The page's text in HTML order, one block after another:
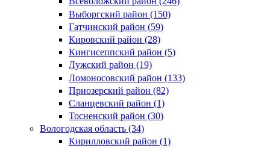
Выборгский район (150)
Гатчинский район (59)
Кировский район (28)
Кингисеппский район (5)
Лужский район (19)
Ломоносовский район (133)
Приозерский район (82)
Сланцевский район (1)
Тосненский район (30)
Вологодская область (34)
Кирилловский район (1)